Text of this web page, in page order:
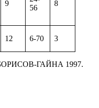
9
56
8
12 6-70 3
ГАЙНА 1997.